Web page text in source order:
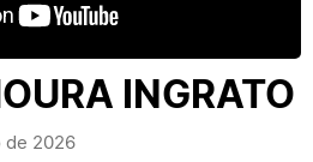
INGRATO
de 2026